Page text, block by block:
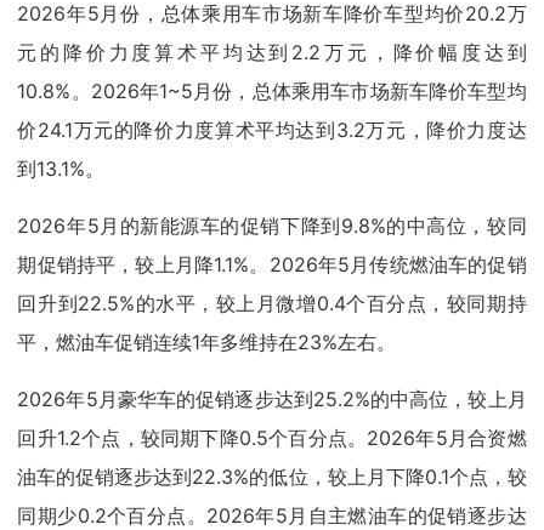
2026年5月份，总体乘用车市场新车降价车型均价20.2万
元的降价力度算术平均达到2.2万元，降价幅度达到
10.8%。2026年1~5月份，总体乘用车市场新车降价车型均
价24.1万元的降价力度算术平均达到3.2万元，降价力度达
到13.1%。
2026年5月的新能源车的促销下降到9.8%的中高位，较同
期促销持平，较上月降1.1%。2026年5月传统燃油车的促销
回升到22.5%的水平，较上月微增0.4个百分点，较同期持
平，燃油车促销连续1年多维持在23%左右。
2026年5月豪华车的促销逐步达到25.2%的中高位，较上月
回升1.2个点，较同期下降0.5个百分点。2026年5月合资燃
油车的促销逐步达到22.3%的低位，较上月下降0.1个点，较
同期少0.2个百分点。2026年5月自主燃油车的促销逐步达